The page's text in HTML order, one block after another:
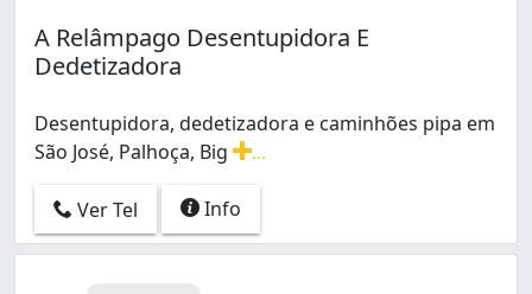
A Relâmpago Desentupidora E
Dedetizadora
Desentupidora, dedetizadora e caminhões pipa em
São José, Palhoça, Big
Ver Tel
Info